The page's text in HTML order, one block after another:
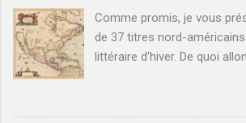
Comme promis, je vous
de 37 titres nord-
littéraire d'hiver. De quoi
libraire favori. Bien
référencé tous les romans